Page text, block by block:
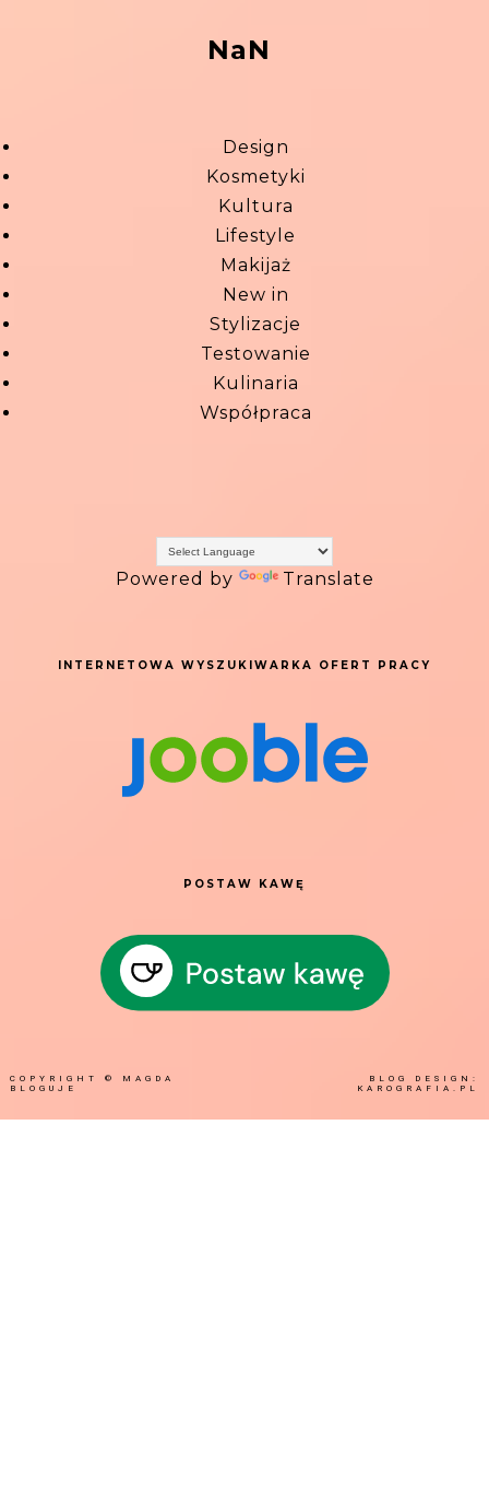
NaN
Design
Kosmetyki
Kultura
Lifestyle
Makijaż
New in
Stylizacje
Testowanie
Kulinaria
Współpraca
Powered by Translate
INTERNETOWA WYSZUKIWARKA OFERT PRACY
POSTAW KAWĘ
COPYRIGHT ©
MAGDA
BLOGUJE
BLOG DESIGN:
KAROGRAFIA.PL